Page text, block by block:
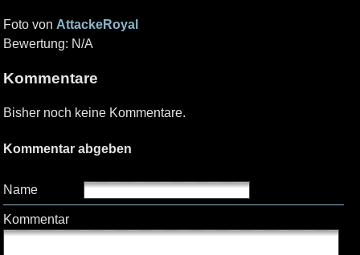
Foto von AttackeRoyal
Bewertung: N/A
Kommentare
Bisher noch keine Kommentare.
Kommentar abgeben
Name
Kommentar